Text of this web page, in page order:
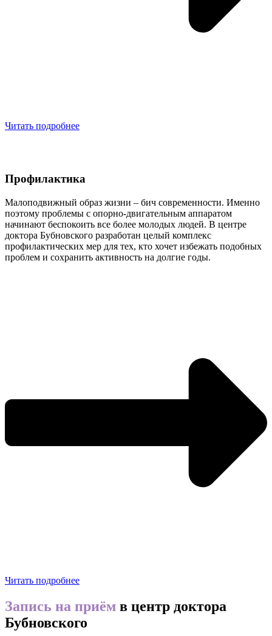
Читать подробнее
Профилактика
Малоподвижный образ жизни – бич современности. Именно
поэтому проблемы с опорно-двигательным аппаратом
начинают беспокоить все более молодых людей. В центре
доктора Бубновского разработан целый комплекс
профилактических мер для тех, кто хочет избежать подобных
проблем и сохранить активность на долгие годы.
Читать подробнее
Запись на приём в центр доктора
Бубновского